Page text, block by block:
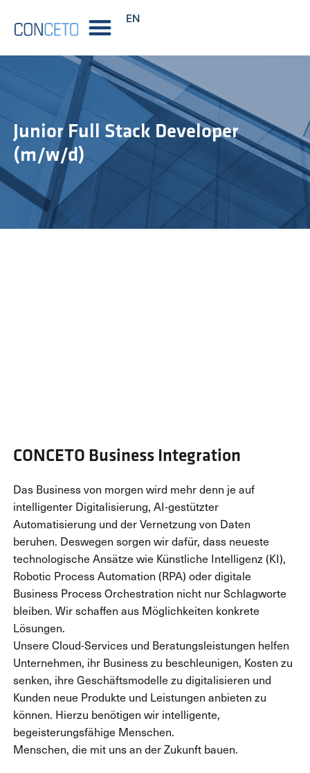
EN
Junior Full Stack Developer
(m/w/d)
CONCETO Business Integration
Das Business von morgen wird mehr denn je auf
intelligenter Digitalisierung, AI-gestützter
Automatisierung und der Vernetzung von Daten
beruhen. Deswegen sorgen wir dafür, dass neueste
technologische Ansätze wie Künstliche Intelligenz (KI),
Robotic Process Automation (RPA) oder digitale
Business Process Orchestration nicht nur Schlagworte
bleiben. Wir schaffen aus Möglichkeiten konkrete
Lösungen.
Unsere Cloud-Services und Beratungsleistungen helfen
Unternehmen, ihr Business zu beschleunigen, Kosten zu
senken, ihre Geschäftsmodelle zu digitalisieren und
Kunden neue Produkte und Leistungen anbieten zu
können. Hierzu benötigen wir intelligente,
begeisterungsfähige Menschen.
Menschen, die mit uns an der Zukunft bauen.